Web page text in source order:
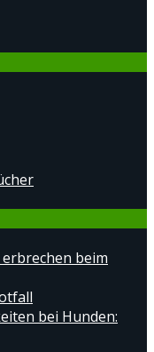
beim
bei Hunden: